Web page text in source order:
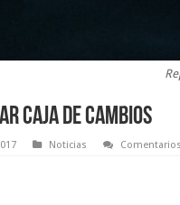
Caja de Cambios
Noticias